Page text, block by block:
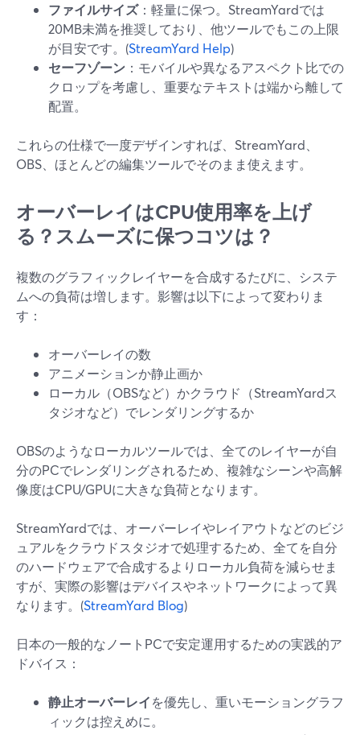
ファイルサイズ：軽量に保つ。StreamYardでは
20MB未満を推奨しており、他ツールでもこの上限
が目安です。(StreamYard Help)
セーフゾーン ：モバイルや異なるアスペクト比での
クロップを考慮し、重要なテキストは端から離して
配置。
これらの仕様で一度デザインすれば、StreamYard、
OBS、ほとんどの編集ツールでそのまま使えます。
オーバーレイはCPU使用率を上げ
る？スムーズに保つコツは？
複数のグラフィックレイヤーを合成するたびに、システ
ムへの負荷は増します。影響は以下によって変わりま
す：
オーバーレイの数
アニメーションか静止画か
ローカル（OBSなど）かクラウド（StreamYardス
タジオなど）でレンダリングするか
OBSのようなローカルツールでは、全てのレイヤーが自
分のPCでレンダリングされるため、複雑なシーンや高解
像度はCPU/GPUに大きな負荷となります。
StreamYardでは、オーバーレイやレイアウトなどのビジ
ュアルをクラウドスタジオで処理するため、全てを自分
のハードウェアで合成するよりローカル負荷を減らせま
すが、実際の影響はデバイスやネットワークによって異
なります。(StreamYard Blog)
日本の一般的なノートPCで安定運用するための実践的ア
ドバイス：
静止オーバーレイを優先し、重いモーショングラフ
ィックは控えめに。